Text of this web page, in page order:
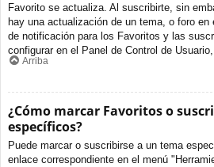
Favorito se actualiza. Al suscribirte, sin
hay una actualización de un tema, o foro en
de notificación para los Favoritos y las
configurar en el Panel de Control de
Arriba
¿Cómo marcar Favoritos o
específicos?
Puede marcar o suscribirse a un tema
enlace correspondiente en el menú